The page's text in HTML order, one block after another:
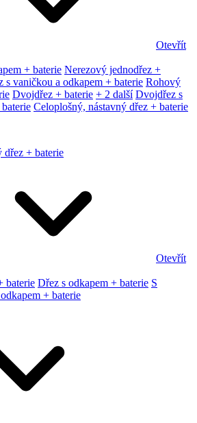
Otevřít
+ baterie Nerezový jednodřez +
s vaničkou a odkapem + baterie Rohový
Dvojdřez + baterie + 2 další Dvojdřez s
Celoplošný, nástavný dřez + baterie
dřez + baterie
Otevřít
baterie Dřez s odkapem + baterie S
+ baterie